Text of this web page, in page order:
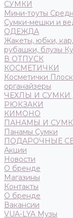
СУМКИ
Мини-тоуты
Сумки-мешки и
ОДЕЖДА
Жакеты, юбки,
рубашки, блузы
В ОТПУСК
КОСМЕТИЧКИ
Косметички
органайзеры
ЧЕХЛЫ И СУМКИ
РЮКЗАКИ
КИМОНО
ПАНАМЫ И
Панамы Сумки
ПОДАРОЧНЫЕ
Акции
Новости
О бренде
Магазины
Контакты
О бренде
Вакансии
VUA-LYA Музы